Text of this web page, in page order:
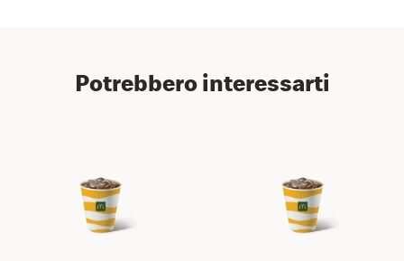
Potrebbero interessarti